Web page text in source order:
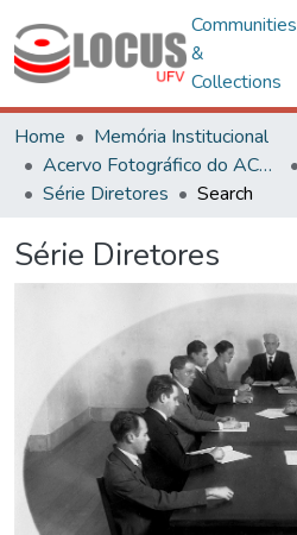
Communities
&
Collections
Home
Memória Institucional
Acervo Fotográfico do ACH-UFV
Série Diretores
Search
Série Diretores